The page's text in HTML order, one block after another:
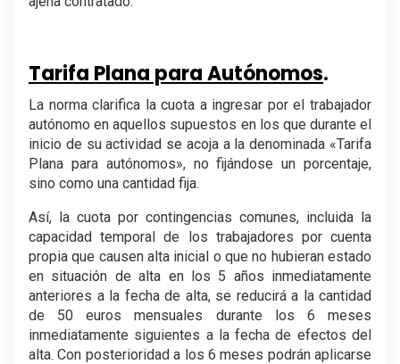
Tarifa Plana para Autónomos.
La norma clarifica la cuota a ingresar por el trabajador
autónomo en aquellos supuestos en los que durante el
inicio de su actividad se acoja a la denominada «Tarifa
Plana para autónomos», no fijándose un porcentaje,
sino como una cantidad fija.
Así, la cuota por contingencias comunes, incluida la
capacidad temporal de los trabajadores por cuenta
propia que causen alta inicial o que no hubieran estado
en situación de alta en los 5 años inmediatamente
anteriores a la fecha de alta, se reducirá a la cantidad
de 50 euros mensuales durante los 6 meses
inmediatamente siguientes a la fecha de efectos del
alta. Con posterioridad a los 6 meses podrán aplicarse